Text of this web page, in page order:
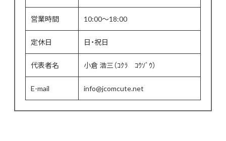
営業時間 10:00〜18:00
定休日 日・祝日
代表者名 小倉 浩三（ｺｸﾗ ｺｳｿﾞｳ）
E-mail info@jcomcute.net